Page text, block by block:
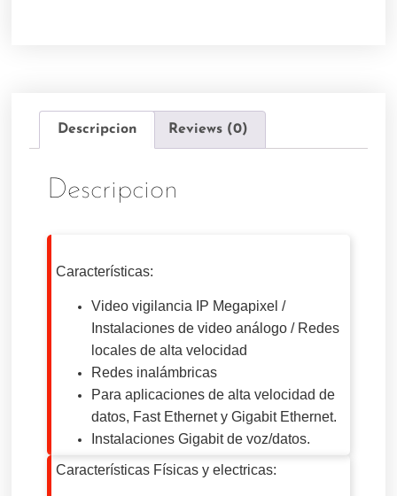
Descripcion Reviews (0)
Descripcion
Características:
Video vigilancia IP Megapixel /
Instalaciones de video análogo / Redes
locales de alta velocidad
Redes inalámbricas
Para aplicaciones de alta velocidad de
datos, Fast Ethernet y Gigabit Ethernet.
Instalaciones Gigabit de voz/datos.
Características Físicas y electricas: